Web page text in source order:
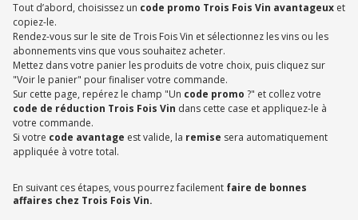
Tout d’abord, choisissez un code promo Trois Fois Vin avantageux et
copiez-le.
Rendez-vous sur le site de Trois Fois Vin et sélectionnez les vins ou les
abonnements vins que vous souhaitez acheter.
Mettez dans votre panier les produits de votre choix, puis cliquez sur
"Voir le panier" pour finaliser votre commande.
Sur cette page, repérez le champ "Un code promo ?" et collez votre
code de réduction Trois Fois Vin dans cette case et appliquez-le à
votre commande.
Si votre code avantage est valide, la remise sera automatiquement
appliquée à votre total.
En suivant ces étapes, vous pourrez facilement faire de bonnes
affaires chez Trois Fois Vin.